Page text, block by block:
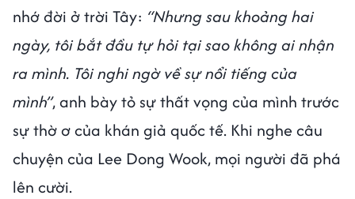
nhớ đời ở trời Tây: “Nhưng sau khoảng hai
ngày, tôi bắt đầu tự hỏi tại sao không ai nhận
ra mình. Tôi nghi ngờ về sự nổi tiếng của
mình”, anh bày tỏ sự thất vọng của mình trước
sự thờ ơ của khán giả quốc tế. Khi nghe câu
chuyện của Lee Dong Wook, mọi người đã phá
lên cười.